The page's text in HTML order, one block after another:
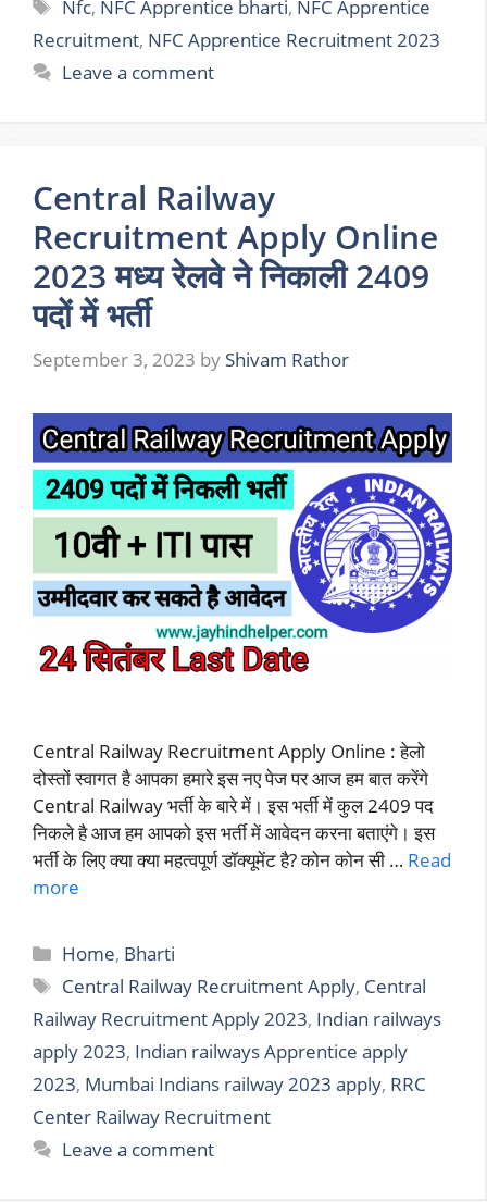
Nfc, NFC Apprentice bharti, NFC Apprentice
Recruitment, NFC Apprentice Recruitment 2023
Leave a comment
Central Railway
Recruitment Apply Online
2023 मध्य रेलवे ने निकाली 2409
पदों में भर्ती
September 3, 2023 by Shivam Rathor
Central Railway Recruitment Apply Online : हेलो
दोस्तों स्वागत है आपका हमारे इस नए पेज पर आज हम बात करेंगे
Central Railway भर्ती के बारे में। इस भर्ती में कुल 2409 पद
निकले है आज हम आपको इस भर्ती में आवेदन करना बताएंगे। इस
भर्ती के लिए क्या क्या महत्वपूर्ण डॉक्यूमेंट है? कोन कोन सी … Read
more
Categories
Home, Bharti
Tags
Central Railway Recruitment Apply, Central
Railway Recruitment Apply 2023, Indian railways
apply 2023, Indian railways Apprentice apply
2023, Mumbai Indians railway 2023 apply, RRC
Center Railway Recruitment
Leave a comment